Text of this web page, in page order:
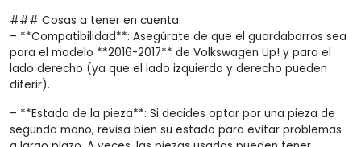
### Cosas a tener en cuenta:
– **Compatibilidad**: Asegúrate de que el guardabarros sea
para el modelo **2016-2017** de Volkswagen Up! y para el
lado derecho (ya que el lado izquierdo y derecho pueden
diferir).
– **Estado de la pieza**: Si decides optar por una pieza de
segunda mano, revisa bien su estado para evitar problemas